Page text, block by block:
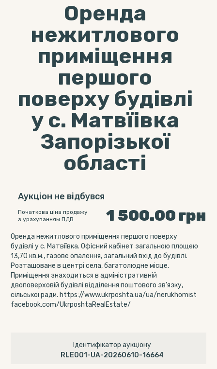
Оренда
нежитлового
приміщення
першого
поверху будівлі
у с. Матвїівка
Запорізької
області
Аукціон не відбувся
Початкова ціна продажу
з урахуванням ПДВ
1 500.00 грн
Оренда нежитлового приміщення першого поверху
будівлі у с. Матвіївка. Офісний кабінет загальною площею
13,70 кв.м., газове опалення, загальний вхід до будівлі.
Розташоване в центрі села, багатолюдне місце.
Приміщення знаходиться в адміністративній
двоповерховій будівлі відділення поштового зв’язку,
сільської ради. https://www.ukrposhta.ua/ua/nerukhomist
facebook.com/UkrposhtaRealEstate/
Ідентифікатор аукціону
RLE001-UA-20260610-16664